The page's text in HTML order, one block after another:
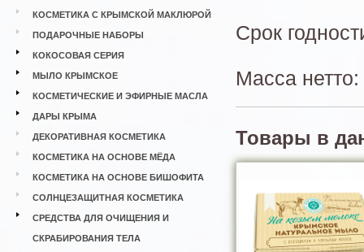
КОСМЕТИКА С КРЫМСКОЙ МАКЛЮРОЙ
ПОДАРОЧНЫЕ НАБОРЫ
КОКОСОВАЯ СЕРИЯ
МЫЛО КРЫМСКОЕ
КОСМЕТИЧЕСКИЕ И ЭФИРНЫЕ МАСЛА
ДАРЫ КРЫМА
ДЕКОРАТИВНАЯ КОСМЕТИКА
КОСМЕТИКА НА ОСНОВЕ МЁДА
КОСМЕТИКА НА ОСНОВЕ БИШОФИТА
СОЛНЦЕЗАЩИТНАЯ КОСМЕТИКА
СРЕДСТВА ДЛЯ ОЧИЩЕНИЯ И
СКРАБИРОВАНИЯ ТЕЛА
Срок
Масса
Товары в